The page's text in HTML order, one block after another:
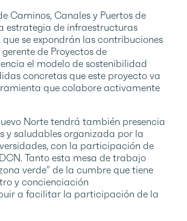
Caminos, Canales y Puertos de
estrategia de infraestructuras
se expondrán las contribuciones
de Proyectos de
el modelo de sostenibilidad
concretas que este proyecto va
que colabore activamente
Norte tendrá también presencia
y saludables organizada por la
con la participación de
Tanto esta mesa de trabajo
verde” de la cumbre que tiene
y concienciación
a facilitar la participación de la